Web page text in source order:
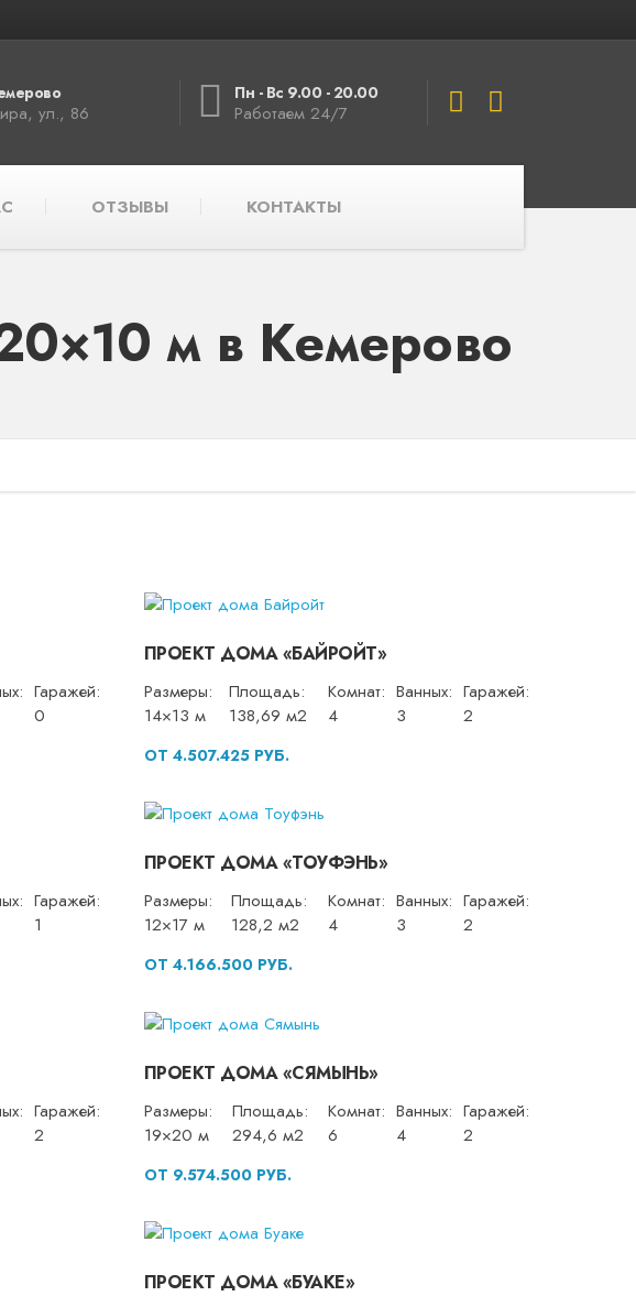
ул., 86
Пн - Вс 9.00 - 20.00
Работаем 24/7
ОТЗЫВЫ КОНТАКТЫ
м в Кемерово
Гаражей:
0
ПРОЕКТ ДОМА «БАЙРОЙТ»
Размеры:
14×13 м
Площадь:
138,69 м2
Комнат:
4
Ванных:
3
Гаражей:
2
ОТ 4.507.425 РУБ.
Гаражей:
1
ПРОЕКТ ДОМА «ТОУФЭНЬ»
Размеры:
12×17 м
Площадь:
128,2 м2
Комнат:
4
Ванных:
3
Гаражей:
2
ОТ 4.166.500 РУБ.
Гаражей:
2
ПРОЕКТ ДОМА «СЯМЫНЬ»
Размеры:
19×20 м
Площадь:
294,6 м2
Комнат:
6
Ванных:
4
Гаражей:
2
ОТ 9.574.500 РУБ.
ПРОЕКТ ДОМА «БУАКЕ»